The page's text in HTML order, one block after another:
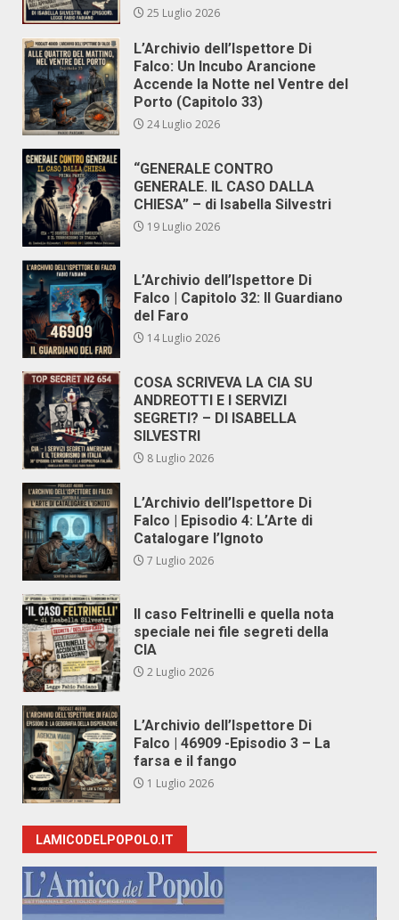
25 Luglio 2026
L’Archivio dell’Ispettore Di
Falco: Un Incubo Arancione
Accende la Notte nel Ventre del
Porto (Capitolo 33)
24 Luglio 2026
“GENERALE CONTRO
GENERALE. IL CASO DALLA
CHIESA” – di Isabella Silvestri
19 Luglio 2026
L’Archivio dell’Ispettore Di
Falco | Capitolo 32: Il Guardiano
del Faro
14 Luglio 2026
COSA SCRIVEVA LA CIA SU
ANDREOTTI E I SERVIZI
SEGRETI? – DI ISABELLA
SILVESTRI
8 Luglio 2026
L’Archivio dell’Ispettore Di
Falco | Episodio 4: L’Arte di
Catalogare l’Ignoto
7 Luglio 2026
Il caso Feltrinelli e quella nota
speciale nei file segreti della
CIA
2 Luglio 2026
L’Archivio dell’Ispettore Di
Falco | 46909 -Episodio 3 – La
farsa e il fango
1 Luglio 2026
LAMICODELPOPOLO.IT